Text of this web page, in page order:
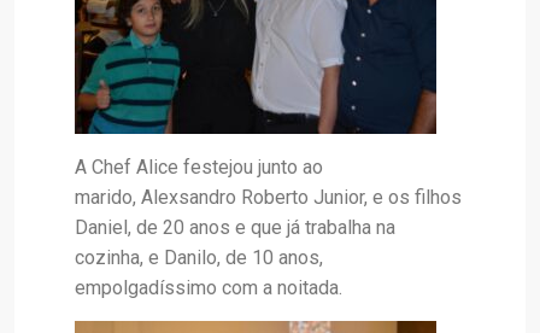
A Chef Alice festejou junto ao
marido, Alexsandro Roberto Junior, e os filhos
Daniel, de 20 anos e que já trabalha na
cozinha, e Danilo, de 10 anos,
empolgadíssimo com a noitada.